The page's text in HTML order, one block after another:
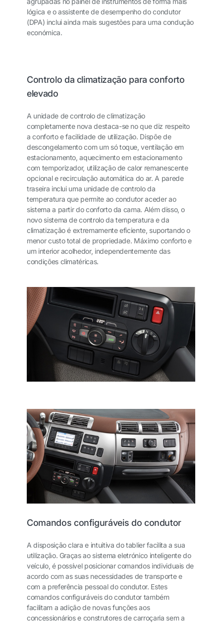
lógica e o assistente de desempenho do condutor
(DPA) inclui ainda mais sugestões para uma condução
económica.
Controlo da climatização para conforto
elevado
A unidade de controlo de climatização
completamente nova destaca-se no que diz respeito
a conforto e facilidade de utilização. Dispõe de
descongelamento com um só toque, ventilação em
estacionamento, aquecimento em estacionamento
com temporizador, utilização de calor remanescente
opcional e recirculação automática do ar. A parede
traseira inclui uma unidade de controlo da
temperatura que permite ao condutor aceder ao
sistema a partir do conforto da cama. Além disso, o
novo sistema de controlo da temperatura e da
climatização é extremamente eficiente, suportando o
menor custo total de propriedade. Máximo conforto e
um interior acolhedor, independentemente das
condições climatéricas.
Comandos configuráveis do condutor
A disposição clara e intuitiva do tablier facilita a sua
utilização. Graças ao sistema eletrónico inteligente do
veículo, é possível posicionar comandos individuais de
acordo com as suas necessidades de transporte e
com a preferência pessoal do condutor. Estes
comandos configuráveis do condutor também
facilitam a adição de novas funções aos
concessionários e construtores de carroçaria sem a